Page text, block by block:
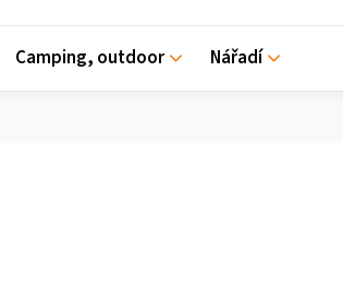
Camping, outdoor Nářadí